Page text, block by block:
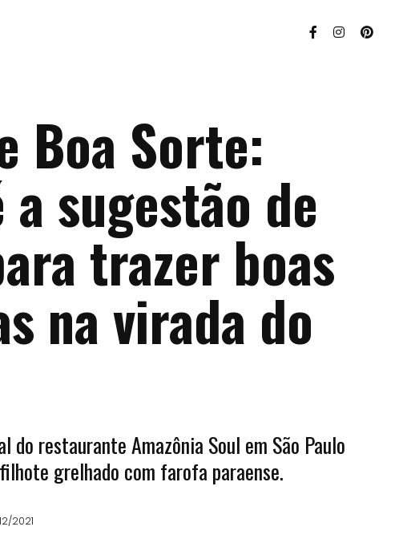
Boa Sorte:
a sugestão de
trazer boas
na virada do
do restaurante Amazônia Soul em São Paulo
grelhado com farofa paraense.
2021